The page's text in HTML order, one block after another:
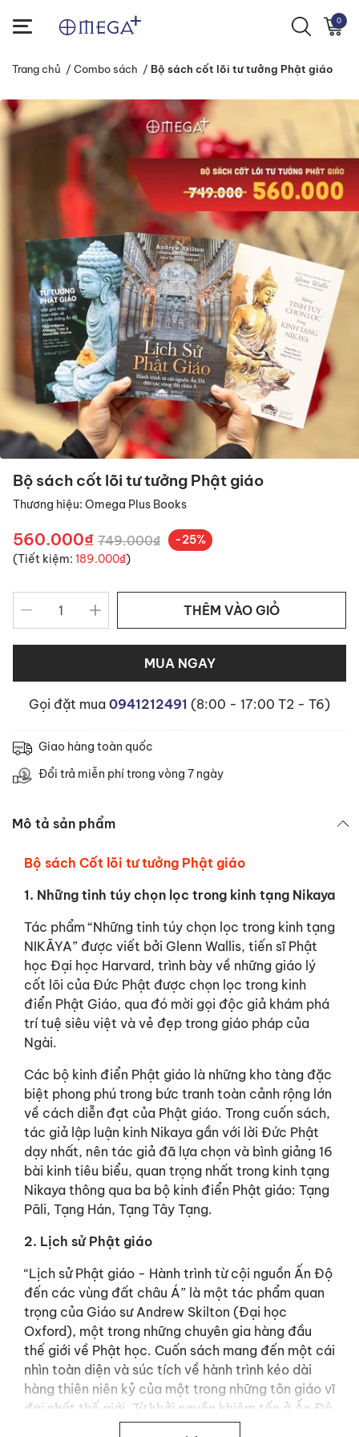
0
Trang chủ / Combo sách / Bộ sách cốt lõi tư tưởng Phật giáo
Bộ sách cốt lõi tư tưởng Phật giáo
Thương hiệu: Omega Plus Books
560.000₫ 749.000₫
-25%
(Tiết kiệm: 189.000₫)
THÊM VÀO GIỎ
MUA NGAY
Gọi đặt mua 0941212491 (8:00 - 17:00 T2 - T6)
Giao hàng toàn quốc
Đổi trả miễn phí trong vòng 7 ngày
Mô tả sản phẩm
Bộ sách Cốt lõi tư tưởng Phật giáo
1. Những tinh túy chọn lọc trong kinh tạng Nikaya
Tác phẩm “Những tinh túy chọn lọc trong kinh tạng
NIKĀYA” được viết bởi Glenn Wallis, tiến sĩ Phật
học Đại học Harvard, trình bày về những giáo lý
cốt lõi của Đức Phật được chọn lọc trong kinh
điển Phật Giáo, qua đó mời gọi độc giả khám phá
trí tuệ siêu việt và vẻ đẹp trong giáo pháp của
Ngài.
Các bộ kinh điển Phật giáo là những kho tàng đặc
biệt phong phú trong bức tranh toàn cảnh rộng lớn
về cách diễn đạt của Phật giáo. Trong cuốn sách,
tác giả lập luận kinh Nikaya gần với lời Đức Phật
dạy nhất, nên tác giả đã lựa chọn và bình giảng 16
bài kinh tiêu biểu, quan trọng nhất trong kinh tạng
Nikaya thông qua ba bộ kinh điển Phật giáo: Tạng
Pāli, Tạng Hán, Tạng Tây Tạng.
2. Lịch sử Phật giáo
“Lịch sử Phật giáo - Hành trình từ cội nguồn Ấn Độ
đến các vùng đất châu Á” là một tác phẩm quan
trọng của Giáo sư Andrew Skilton (Đại học
Oxford), một trong những chuyên gia hàng đầu
thế giới về Phật học. Cuốn sách mang đến một cái
nhìn toàn diện và súc tích về hành trình kéo dài
hàng thiên niên kỷ của một trong những tôn giáo vĩ
đại nhất thế giới. Từ khởi nguồn khiêm tốn ở Ấn Độ
cho đến sự lan tỏa mạnh mẽ khắp châu Á, Skilton